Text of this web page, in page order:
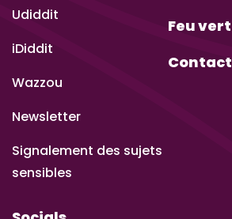
Udiddit
iDiddit
Wazzou
Newsletter
Signalement des sujets
sensibles
Feu vert
Contact